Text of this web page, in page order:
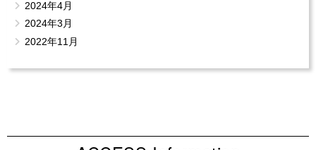
2024年4月
2024年3月
2022年11月